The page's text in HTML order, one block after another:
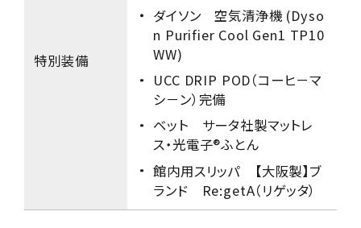
特別装備
ダイソン 空気清浄機 (Dyso
n Purifier Cool Gen1 TP10
WW)
UCC DRIP POD（コーヒ－マ
シ－ン）完備
ベット サータ社製マットレ
ス・光電子®ふとん
館内用スリッパ 【大阪製】ブ
ランド Re:getA（リゲッタ）